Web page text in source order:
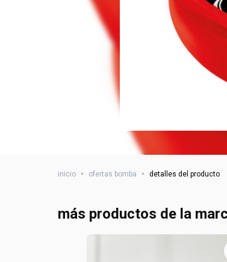
inicio • ofertas bomba • detalles del producto
más productos de la